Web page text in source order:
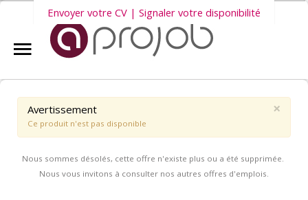
Accueil
Aprojob ?
Entreprises
Offres d'emploi
Envoyer votre CV | Signaler votre disponibilité
×
Avertissement
Ce produit n'est pas disponible
Nous sommes désolés, cette offre n'existe plus ou a été supprimée.
Nous vous invitons à consulter nos autres offres d'emplois.